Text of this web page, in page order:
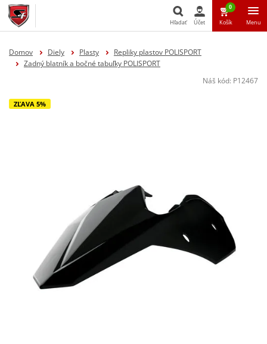
Hľadať Účet
0
Košík Menu
Domov Diely Plasty
Repliky plastov POLISPORT
Zadný blatník a bočné tabuľky POLISPORT
Náš kód: P12467
ZĽAVA 5%